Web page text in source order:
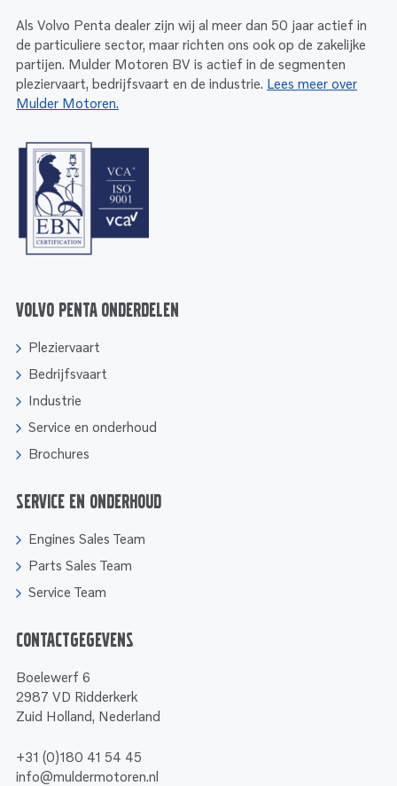
Als Volvo Penta dealer zijn wij al meer dan 50 jaar actief in
de particuliere sector, maar richten ons ook op de zakelijke
partijen. Mulder Motoren BV is actief in de segmenten
pleziervaart, bedrijfsvaart en de industrie. Lees meer over
Mulder Motoren.
Volvo Penta onderdelen
Pleziervaart
Bedrijfsvaart
Industrie
Service en onderhoud
Brochures
Service en onderhoud
Engines Sales Team
Parts Sales Team
Service Team
Contactgegevens
Boelewerf 6
2987 VD Ridderkerk
Zuid Holland, Nederland
+31 (0)180 41 54 45
info@muldermotoren.nl